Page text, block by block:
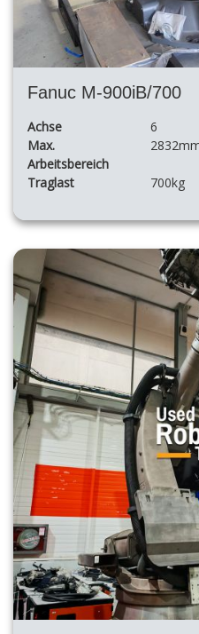
Fanuc M-900iB/700
Achse
6
Max.
Arbeitsbereich
Traglast 700kg